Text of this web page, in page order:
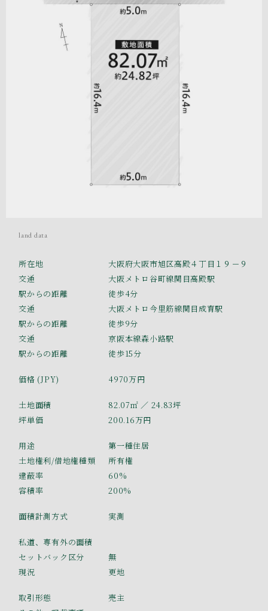
land data
所在地
大阪府大阪市旭区高殿４丁目１９－９
交通
大阪メトロ谷町線関目高殿駅
駅からの距離
徒歩4分
交通
大阪メトロ今里筋線関目成育駅
駅からの距離
徒歩9分
交通
京阪本線森小路駅
駅からの距離
徒歩15分
価格 (JPY) 4970万円
土地面積 82.07㎡ ／ 24.83坪
坪単価
200.16万円
用途
第一種住居
土地権利/借地権種類
所有権
建蔽率
60%
容積率
200%
面積計測方式 実測
私道、専有外の面積
セットバック区分
無
現況
更地
取引形態
売主